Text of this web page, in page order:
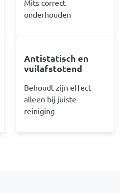
Mits correct
onderhouden
Antistatisch en
vuilafstotend
Behoudt zijn effect
alleen bij juiste
reiniging